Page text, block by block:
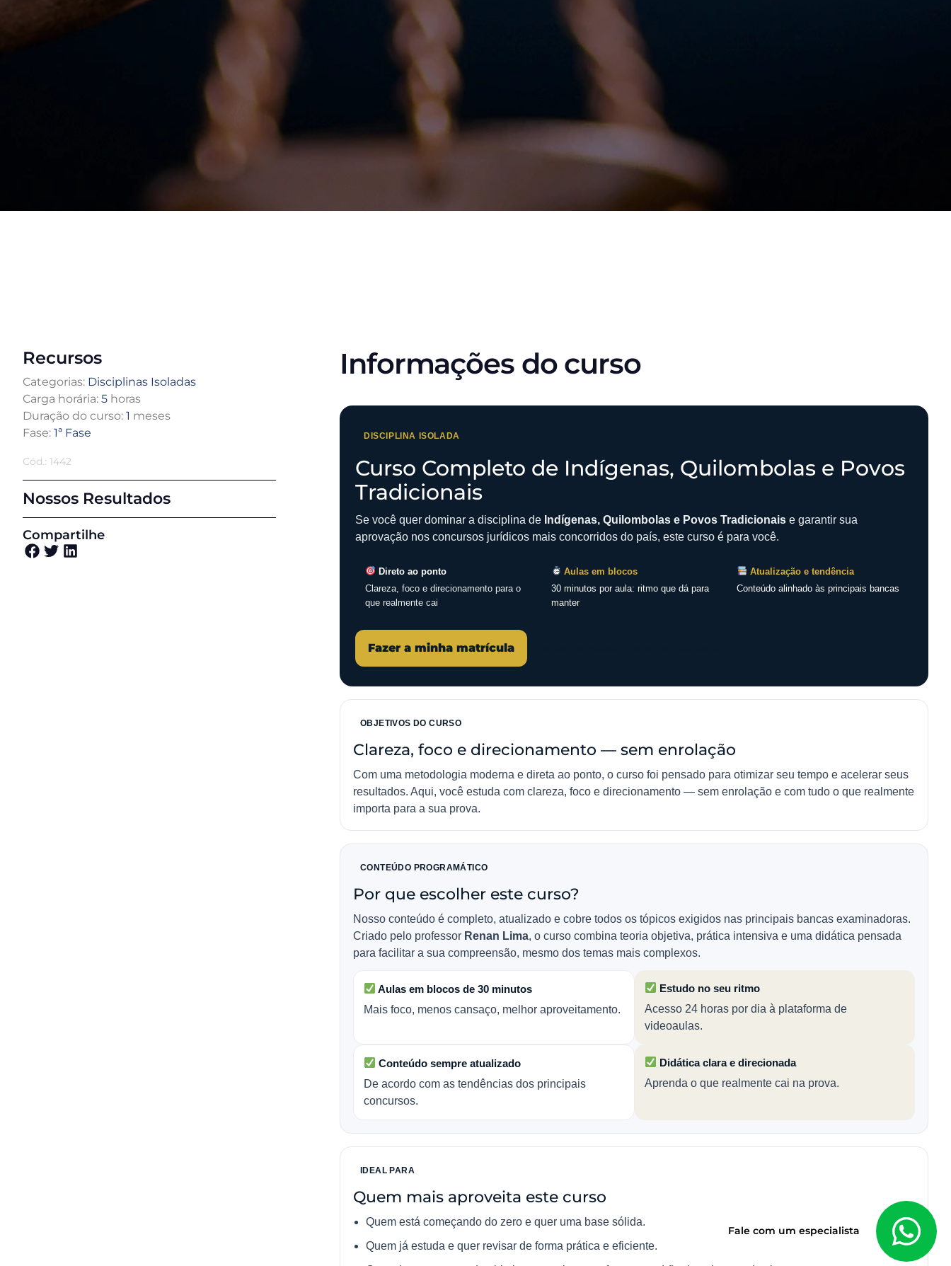
Recursos
Categorias: Disciplinas Isoladas
Carga horária: 5 horas
Duração do curso: 1 meses
Fase: 1ª Fase
Cód.: 1442
Nossos Resultados
Compartilhe
Informações do curso
DISCIPLINA ISOLADA
Curso Completo de Indígenas, Quilombolas e Povos
Tradicionais
Se você quer dominar a disciplina de Indígenas, Quilombolas e Povos Tradicionais e garantir sua
aprovação nos concursos jurídicos mais concorridos do país, este curso é para você.
Direto ao ponto
Clareza, foco e direcionamento para o
que realmente cai
Aulas em blocos
30 minutos por aula: ritmo que dá para
manter
Atualização e tendência
Conteúdo alinhado às principais bancas
Fazer a minha matrícula
OBJETIVOS DO CURSO
Clareza, foco e direcionamento — sem enrolação
Com uma metodologia moderna e direta ao ponto, o curso foi pensado para otimizar seu tempo e acelerar seus
resultados. Aqui, você estuda com clareza, foco e direcionamento — sem enrolação e com tudo o que realmente
importa para a sua prova.
CONTEÚDO PROGRAMÁTICO
Por que escolher este curso?
Nosso conteúdo é completo, atualizado e cobre todos os tópicos exigidos nas principais bancas examinadoras.
Criado pelo professor Renan Lima, o curso combina teoria objetiva, prática intensiva e uma didática pensada
para facilitar a sua compreensão, mesmo dos temas mais complexos.
Aulas em blocos de 30 minutos
Mais foco, menos cansaço, melhor aproveitamento.
Estudo no seu ritmo
Acesso 24 horas por dia à plataforma de
videoaulas.
Conteúdo sempre atualizado
De acordo com as tendências dos principais
concursos.
Didática clara e direcionada
Aprenda o que realmente cai na prova.
IDEAL PARA
Quem mais aproveita este curso
Quem está começando do zero e quer uma base sólida.
Quem já estuda e quer revisar de forma prática e eficiente.
Fale com um especialista